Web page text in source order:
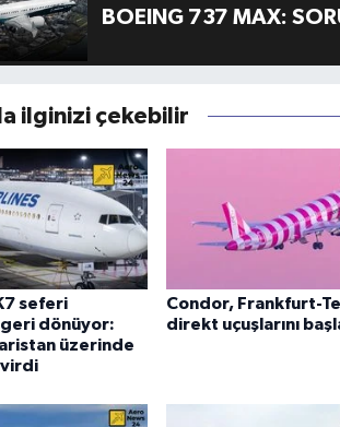
BOEING 737 MAX:
ilginizi çekebilir
seferi
dönüyor:
üzerinde
Condor, Frankfurt-
direkt uçuşlarını